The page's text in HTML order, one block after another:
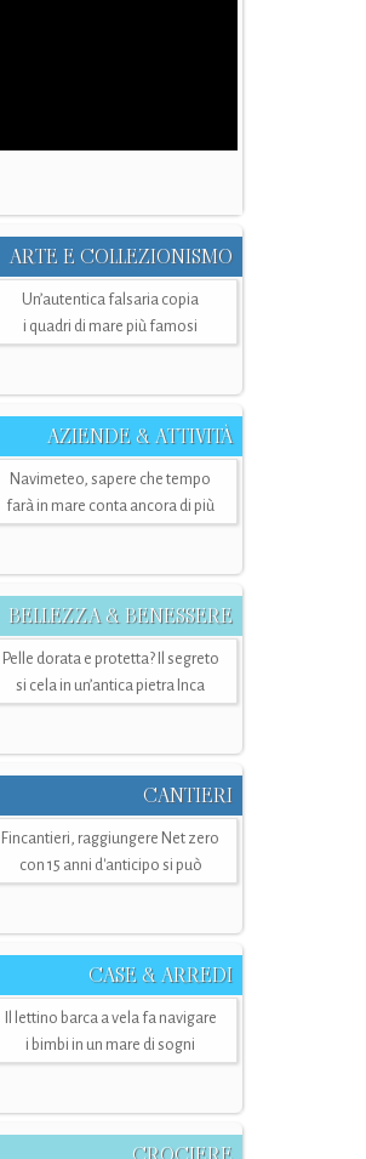
ARTE E COLLEZIONISMO
Un’autentica falsaria copia
i quadri di mare più famosi
AZIENDE & ATTIVITÀ
Navimeteo, sapere che tempo
farà in mare conta ancora di più
BELLEZZA & BENESSERE
Pelle dorata e protetta? Il segreto
si cela in un’antica pietra Inca
CANTIERI
Fincantieri, raggiungere Net zero
con 15 anni d'anticipo si può
CASE & ARREDI
Il lettino barca a vela fa navigare
i bimbi in un mare di sogni